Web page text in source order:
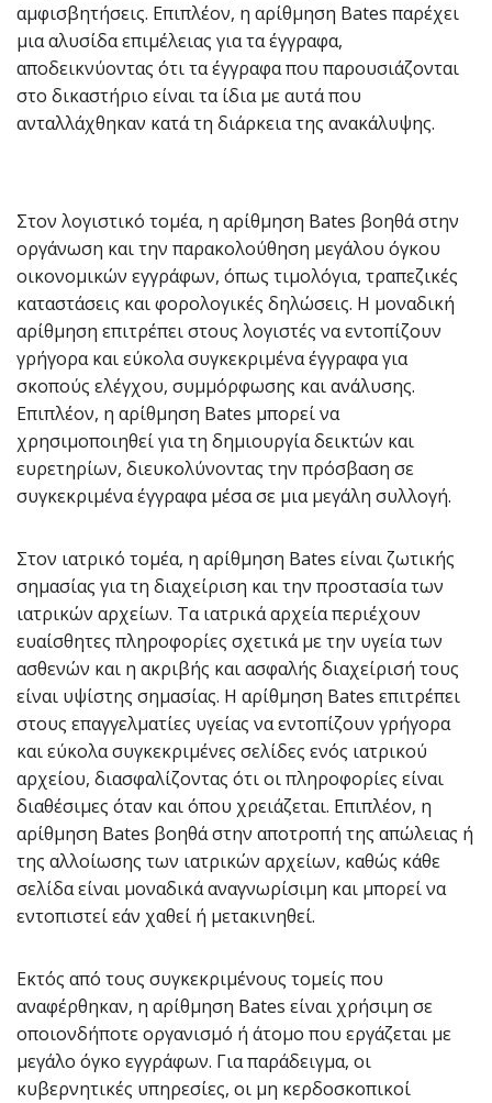
αμφισβητήσεις. Επιπλέον, η αρίθμηση Bates παρέχει
μια αλυσίδα επιμέλειας για τα έγγραφα,
αποδεικνύοντας ότι τα έγγραφα που παρουσιάζονται
στο δικαστήριο είναι τα ίδια με αυτά που
ανταλλάχθηκαν κατά τη διάρκεια της ανακάλυψης.
Στον λογιστικό τομέα, η αρίθμηση Bates βοηθά στην
οργάνωση και την παρακολούθηση μεγάλου όγκου
οικονομικών εγγράφων, όπως τιμολόγια, τραπεζικές
καταστάσεις και φορολογικές δηλώσεις. Η μοναδική
αρίθμηση επιτρέπει στους λογιστές να εντοπίζουν
γρήγορα και εύκολα συγκεκριμένα έγγραφα για
σκοπούς ελέγχου, συμμόρφωσης και ανάλυσης.
Επιπλέον, η αρίθμηση Bates μπορεί να
χρησιμοποιηθεί για τη δημιουργία δεικτών και
ευρετηρίων, διευκολύνοντας την πρόσβαση σε
συγκεκριμένα έγγραφα μέσα σε μια μεγάλη συλλογή.
Στον ιατρικό τομέα, η αρίθμηση Bates είναι ζωτικής
σημασίας για τη διαχείριση και την προστασία των
ιατρικών αρχείων. Τα ιατρικά αρχεία περιέχουν
ευαίσθητες πληροφορίες σχετικά με την υγεία των
ασθενών και η ακριβής και ασφαλής διαχείρισή τους
είναι υψίστης σημασίας. Η αρίθμηση Bates επιτρέπει
στους επαγγελματίες υγείας να εντοπίζουν γρήγορα
και εύκολα συγκεκριμένες σελίδες ενός ιατρικού
αρχείου, διασφαλίζοντας ότι οι πληροφορίες είναι
διαθέσιμες όταν και όπου χρειάζεται. Επιπλέον, η
αρίθμηση Bates βοηθά στην αποτροπή της απώλειας ή
της αλλοίωσης των ιατρικών αρχείων, καθώς κάθε
σελίδα είναι μοναδικά αναγνωρίσιμη και μπορεί να
εντοπιστεί εάν χαθεί ή μετακινηθεί.
Εκτός από τους συγκεκριμένους τομείς που
αναφέρθηκαν, η αρίθμηση Bates είναι χρήσιμη σε
οποιονδήποτε οργανισμό ή άτομο που εργάζεται με
μεγάλο όγκο εγγράφων. Για παράδειγμα, οι
κυβερνητικές υπηρεσίες, οι μη κερδοσκοπικοί